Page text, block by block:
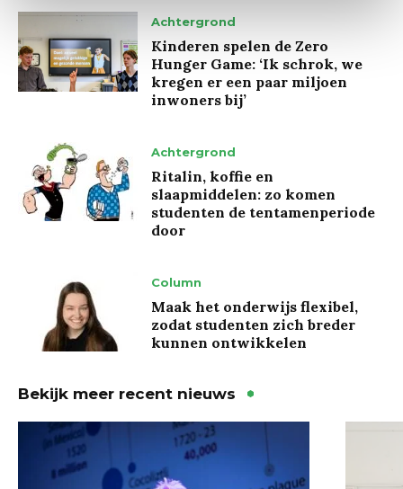
Achtergrond
Kinderen spelen de Zero
Hunger Game: ‘Ik schrok, we
kregen er een paar miljoen
inwoners bij’
Achtergrond
Ritalin, koffie en
slaapmiddelen: zo komen
studenten de tentamenperiode
door
Column
Maak het onderwijs flexibel,
zodat studenten zich breder
kunnen ontwikkelen
Bekijk meer recent nieuws